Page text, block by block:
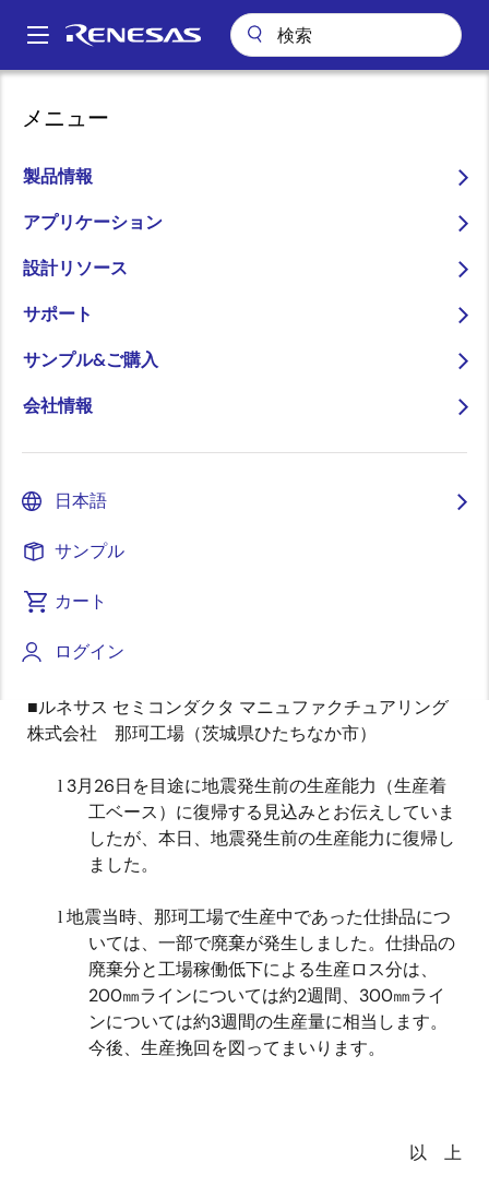
ン
Main
メニュー
製品情報
アプリケーション
設計リソース
サポート
サンプル&ご購入
会社情報
日本語
サンプル
カート
ログイン
パ
ン
く
ず
「福島県沖地震」による当社事業活動への影響について（第四報 最
「福島県沖地震」による当
社事業活動への影響につい
て（第四報 最終報）
2022年3月26日
報（最終報）としてお知らせします。
当社グループ拠点として、震源地付近には、那珂工場
市）、米沢工場（山形県米沢市）があります。高崎工
状況は以下のとおりです。
■ルネサス セミコンダクタ マニュファクチュアリング
株式会社 那珂工場（茨城県ひたちなか市）
l 3月26日を目途に地震発生前の生産能力（生産着
工ベース）に復帰する見込みとお伝えしていま
したが、本日、地震発生前の生産能力に復帰し
ました。
l 地震当時、那珂工場で生産中であった仕掛品につ
いては、一部で廃棄が発生しました。仕掛品の
廃棄分と工場稼働低下による生産ロス分は、
200㎜ラインについては約2週間、 300㎜ライ
ンについては約3週間の生産量に相当します。
今後、生産挽回を図ってまいります。
以 上